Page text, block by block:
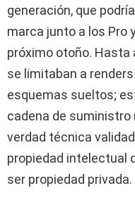
generación, que
marca junto a los Pro
próximo otoño. Hasta
se limitaban a
esquemas sueltos;
cadena de suministro
verdad técnica
propiedad intelectual
ser propiedad privada.